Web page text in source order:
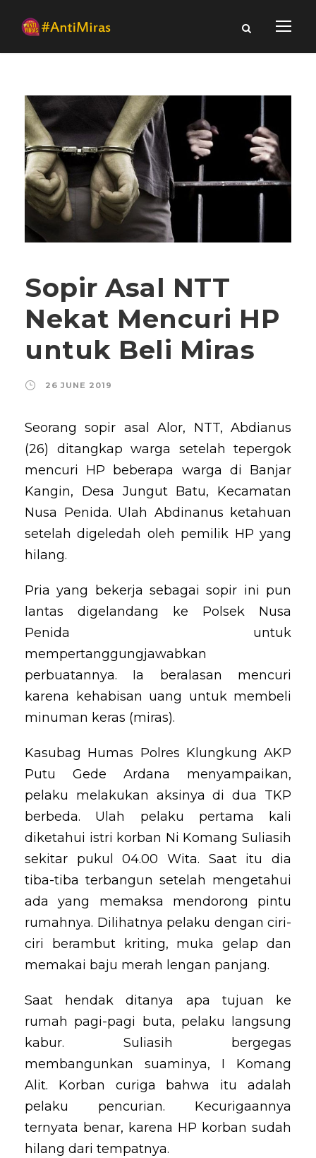
Sopir Asal NTT
Nekat Mencuri HP
untuk Beli Miras
26 JUNE 2019
Seorang sopir asal Alor, NTT, Abdianus
(26) ditangkap warga setelah tepergok
mencuri HP beberapa warga di Banjar
Kangin, Desa Jungut Batu, Kecamatan
Nusa Penida. Ulah Abdinanus ketahuan
setelah digeledah oleh pemilik HP yang
hilang.
Pria yang bekerja sebagai sopir ini pun
lantas digelandang ke Polsek Nusa
Penida untuk
mempertanggungjawabkan
perbuatannya. Ia beralasan mencuri
karena kehabisan uang untuk membeli
minuman keras (miras).
Kasubag Humas Polres Klungkung AKP
Putu Gede Ardana menyampaikan,
pelaku melakukan aksinya di dua TKP
berbeda. Ulah pelaku pertama kali
diketahui istri korban Ni Komang Suliasih
sekitar pukul 04.00 Wita. Saat itu dia
tiba-tiba terbangun setelah mengetahui
ada yang memaksa mendorong pintu
rumahnya. Dilihatnya pelaku dengan ciri-
ciri berambut kriting, muka gelap dan
memakai baju merah lengan panjang.
Saat hendak ditanya apa tujuan ke
rumah pagi-pagi buta, pelaku langsung
kabur. Suliasih bergegas
membangunkan suaminya, I Komang
Alit. Korban curiga bahwa itu adalah
pelaku pencurian. Kecurigaannya
ternyata benar, karena HP korban sudah
hilang dari tempatnya.